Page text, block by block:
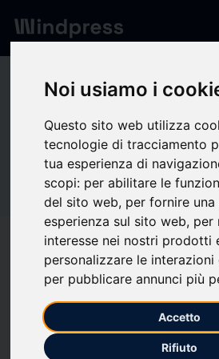
Noi usiamo i
Questo sito web utilizza
tecnologie di tracciamento
tua esperienza di
scopi: per abilitare le
del sito web, per fornire
esperienza sul sito web, per
interesse nei nostri prodotti
personalizzare le
per pubblicare annunci più
Accetto
Rifiuto
Network/Society
VB
Not verified
VB
favorite Follow
What we write about
Biotechnology HIV, AIDS and